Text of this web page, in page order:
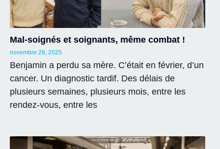
Mal-soignés et soignants, même combat !
novembre 28, 2025
Benjamin a perdu sa mère. C’était en février, d’un
cancer. Un diagnostic tardif. Des délais de
plusieurs semaines, plusieurs mois, entre les
rendez-vous, entre les